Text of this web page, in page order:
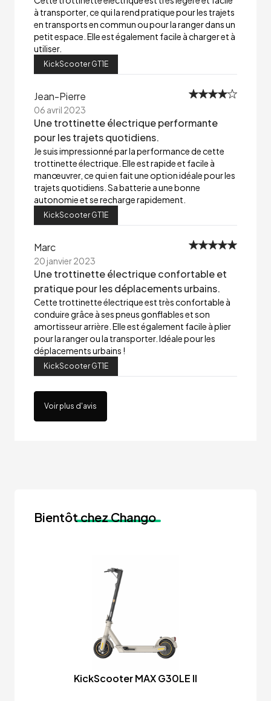
à transporter, ce qui la rend pratique pour les trajets
en transports en commun ou pour la ranger dans un
petit espace. Elle est également facile à charger et à
utiliser.
KickScooter GT1E
Jean-Pierre
06 avril 2023
Une trottinette électrique performante
pour les trajets quotidiens.
Je suis impressionné par la performance de cette
trottinette électrique. Elle est rapide et facile à
manœuvrer, ce qui en fait une option idéale pour les
trajets quotidiens. Sa batterie a une bonne
autonomie et se recharge rapidement.
KickScooter GT1E
Marc
20 janvier 2023
Une trottinette électrique confortable et
pratique pour les déplacements urbains.
Cette trottinette électrique est très confortable à
conduire grâce à ses pneus gonflables et son
amortisseur arrière. Elle est également facile à plier
pour la ranger ou la transporter. Idéale pour les
déplacements urbains !
KickScooter GT1E
Voir plus d'avis
Bientôtchez Chango
KickScooter MAX G30LE II